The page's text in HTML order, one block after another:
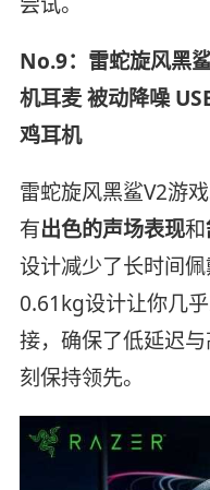
No.9：雷蛇旋风黑
机耳麦 被动降噪
鸡耳机
雷蛇旋风黑鲨V2游
有出色的声场表现和
设计减少了长时间
0.61kg设计让你几
接，确保了低延迟
刻保持领先。